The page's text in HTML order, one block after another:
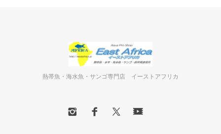
熱帯魚・海水魚・サンゴ専門店 イーストアフリカ